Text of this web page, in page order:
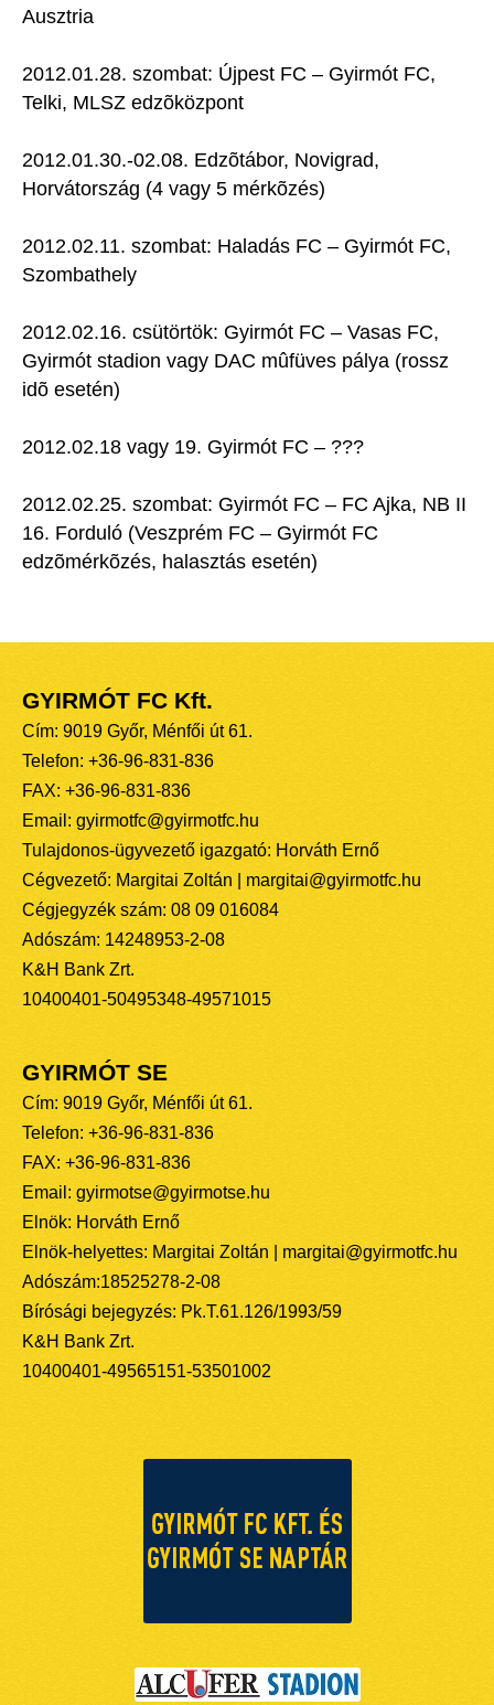
Ausztria
2012.01.28. szombat: Újpest FC – Gyirmót FC,
Telki, MLSZ edzõközpont
2012.01.30.-02.08. Edzõtábor, Novigrad,
Horvátország (4 vagy 5 mérkõzés)
2012.02.11. szombat: Haladás FC – Gyirmót FC,
Szombathely
2012.02.16. csütörtök: Gyirmót FC – Vasas FC,
Gyirmót stadion vagy DAC mûfüves pálya (rossz
idõ esetén)
2012.02.18 vagy 19. Gyirmót FC – ???
2012.02.25. szombat: Gyirmót FC – FC Ajka, NB II
16. Forduló (Veszprém FC – Gyirmót FC
edzõmérkõzés, halasztás esetén)
GYIRMÓT FC Kft.
Cím: 9019 Győr, Ménfői út 61.
Telefon: +36-96-831-836
FAX: +36-96-831-836
Email: gyirmotfc@gyirmotfc.hu
Tulajdonos-ügyvezető igazgató: Horváth Ernő
Cégvezető: Margitai Zoltán | margitai@gyirmotfc.hu
Cégjegyzék szám: 08 09 016084
Adószám: 14248953-2-08
K&H Bank Zrt.
10400401-50495348-49571015
GYIRMÓT SE
Cím: 9019 Győr, Ménfői út 61.
Telefon: +36-96-831-836
FAX: +36-96-831-836
Email: gyirmotse@gyirmotse.hu
Elnök: Horváth Ernő
Elnök-helyettes: Margitai Zoltán | margitai@gyirmotfc.hu
Adószám:18525278-2-08
Bírósági bejegyzés: Pk.T.61.126/1993/59
K&H Bank Zrt.
10400401-49565151-53501002